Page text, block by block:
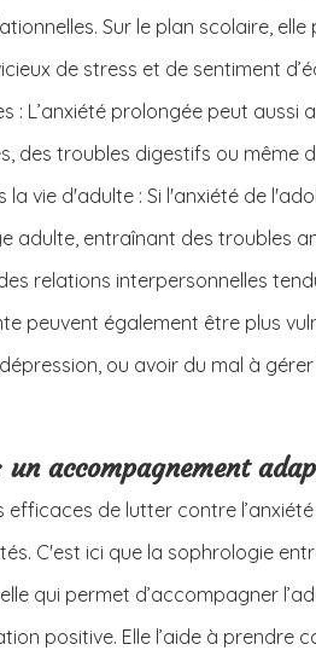
Sur le plan scolaire,
de stress et de sentiment
: L’anxiété prolongée peut
des troubles digestifs ou même
la vie d'adulte : Si l'anxiété de
adulte, entraînant des troubles
relations interpersonnelles
peuvent également être plus
ou avoir du mal à
accompagnement
efficaces de lutter contre
C'est ici que la sophrologie
qui permet d’accompagner
positive. Elle l’aide à prendre